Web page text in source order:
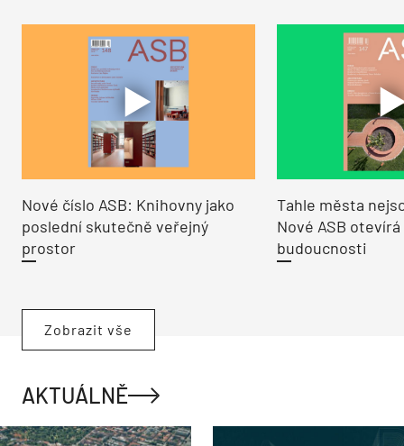
Nové číslo ASB: Knihovny jako
poslední skutečně veřejný
prostor
Tahle města
Nové ASB
budoucnosti
Zobrazit vše
AKTUÁLNĚ